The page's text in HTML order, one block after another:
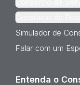
Simulador de
Falar com um
Entenda o